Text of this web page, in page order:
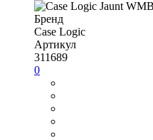
Бренд
Case Logic
Артикул
311689
0